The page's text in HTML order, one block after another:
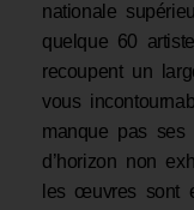
nationale
quelque 60
recoupent un
vous
manque pas ses
d’horizon non
les œuvres sont